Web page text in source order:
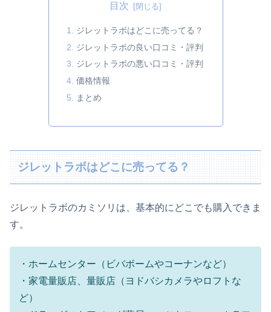
目次
ジレットラボはどこに売ってる？
ジレットラボの良い口コミ・評判
ジレットラボの悪い口コミ・評判
価格情報
まとめ
ジレットラボはどこに売ってる？
ジレットラボのカミソリは、基本的にどこでも購入できま
す。
・ホームセンター（ビバボームやコーナンなど）
・家電量販店、量販店（ヨドバシカメラやロフトな
ど）